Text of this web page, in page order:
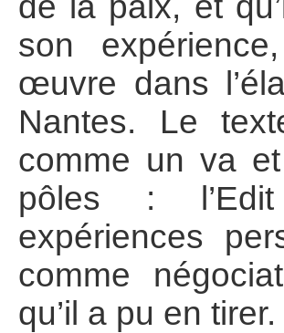
son
œuvre dans
Nantes. Le
comme un va
pôles :
expériences
comme
qu’il a pu en tirer.